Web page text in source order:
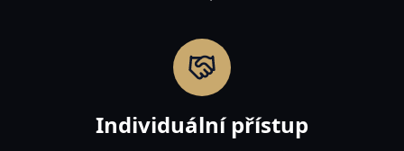
Individuální přístup